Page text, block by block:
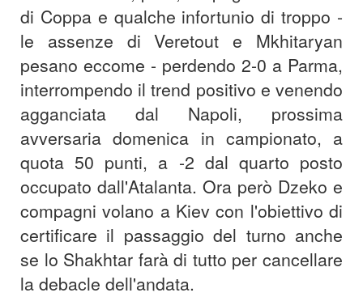
di Coppa e qualche infortunio di troppo -
le assenze di Veretout e Mkhitaryan
pesano eccome - perdendo 2-0 a Parma,
interrompendo il trend positivo e venendo
agganciata dal Napoli, prossima
avversaria domenica in campionato, a
quota 50 punti, a -2 dal quarto posto
occupato dall'Atalanta. Ora però Dzeko e
compagni volano a Kiev con l'obiettivo di
certificare il passaggio del turno anche
se lo Shakhtar farà di tutto per cancellare
la debacle dell'andata.